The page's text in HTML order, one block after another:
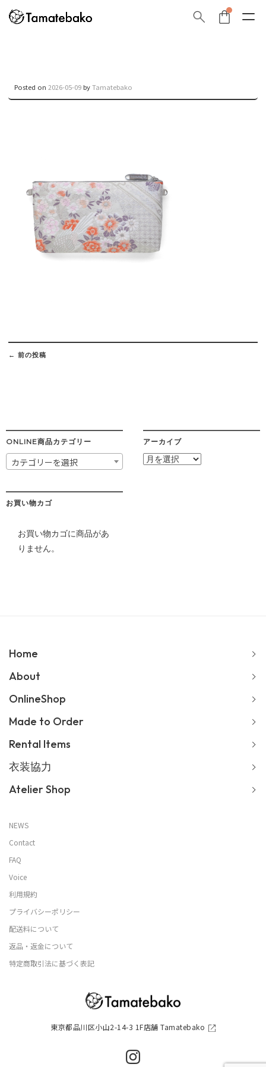
Posted on 2026-05-09 byTamatebako
Post
navigation
← 前の投稿
ONLINE商品カテゴリー
カテゴリーを選択
アーカイブ
ア
お買い物カゴ
お買い物カゴに商品があ
りません。
東京都品川区小山2-14-3 1F店舗 Tamatebako
Home
About
OnlineShop
Made to Order
Rental Items
衣装協力
Atelier Shop
NEWS
Contact
FAQ
Voice
利用規約
プライバシーポリシー
配送料について
返品・返金について
特定商取引法に基づく表記